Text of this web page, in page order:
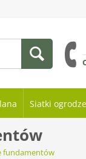
Siatki
fundamentów